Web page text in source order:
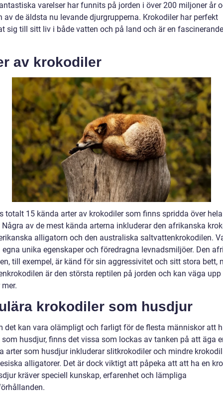
varelser har funnits på jorden i över 200 miljoner år
av de äldsta nu levande djurgrupperna. Krokodiler har perfekt
sig till sitt liv i både vatten och på land och är en
av krokodiler
totalt 15 kända arter av krokodiler som finns spridda över hela
Några av de mest kända arterna inkluderar den afrikanska
alligatorn och den australiska saltvattenkrokodilen.
egna unika egenskaper och föredragna levnadsmiljöer. Den
till exempel, är känd för sin aggressivitet och sitt stora bett,
är den största reptilen på jorden och kan väga
krokodiler som husdjur
det kan vara olämpligt och farligt för de flesta människor att
husdjur, finns det vissa som lockas av tanken på att äga
arter som husdjur inkluderar slitkrokodiler och mindre
alligatorer. Det är dock viktigt att påpeka att att ha en
kräver speciell kunskap, erfarenhet och lämpliga